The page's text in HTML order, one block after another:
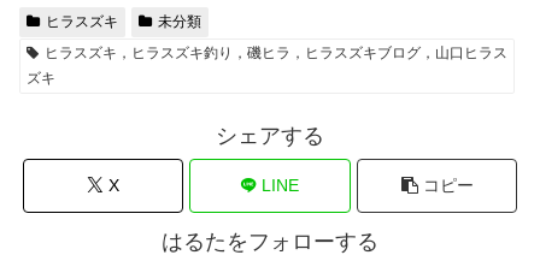
ヒラスズキ
未分類
ヒラスズキ，ヒラスズキ釣り，磯ヒラ，ヒラスズキブログ，山口ヒラス
ズキ
シェアする
X LINE コピー
はるたをフォローする